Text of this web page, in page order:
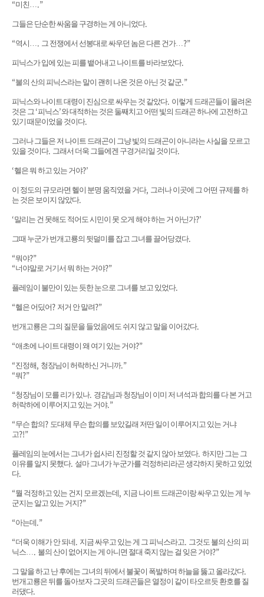
“미친….”
그들은 단순한 싸움을 구경하는 게 아니었다.
“역시…. 그 전쟁에서 선봉대로 싸우던 놈은 다른 건가…?”
피닉스가 입에 있는 피를 뱉어내고 나이트를 바라보았다.
“불의 산의 피닉스라는 말이 괜히 나온 것은 아닌 것 같군.”
피닉스와 나이트 대령이 진심으로 싸우는 것 같았다. 이렇게 드래곤들이 몰려온
것은 그 ‘피닉스’와 대적하는 것은 둘째치고 어떤 빛의 드래곤 하나에 고전하고
있기 때문이었을 것이다.
그러나 그들은 저 나이트 드래곤이 그냥 빛의 드래곤이 아니라는 사실을 모르고
있을 것이다. 그래서 더욱 그들에겐 구경거리일 것이다.
‘헬은 뭐 하고 있는 거야?’
이 정도의 규모라면 헬이 분명 움직였을 거다, 그러나 이곳에 그 어떤 규제를 하
는 것은 보이지 않았다.
‘말리는 건 못해도 적어도 시민이 못 오게 해야 하는 거 아닌가?’
그때 누군가 번개고룡의 뒷덜미를 잡고 그녀를 끌어당겼다.
“뭐야?”
“너야말로 거기서 뭐 하는 거야?”
플레임이 불만이 있는 듯한 눈으로 그녀를 보고 있었다.
“헬은 어딨어? 저거 안 말려?”
번개고룡은 그의 질문을 들었음에도 쉬지 않고 말을 이어갔다.
“애초에 나이트 대령이 왜 여기 있는 거야?”
“진정해, 청장님이 허락하신 거니까.”
“뭐?”
“청장님이 모를 리가 있나. 경감님과 청장님이 이미 저 녀석과 합의를 다 본 거고
허락하에 이루어지고 있는 거야.”
“무슨 합의? 도대체 무슨 합의를 보았길래 저딴 일이 이루어지고 있는 거냐
고?!”
플레임의 눈에서는 그녀가 쉽사리 진정할 것 같지 않아 보였다. 하지만 그는 그
이유를 알지 못했다. 설마 그녀가 누군가를 걱정하리라곤 생각하지 못하고 있었
다.
“뭘 걱정하고 있는 건지 모르겠는데, 지금 나이트 드래곤이랑 싸우고 있는 게 누
군지는 알고 있는 거지?”
“아는데.”
“더욱 이해가 안 되네. 지금 싸우고 있는 게 그 피닉스라고. 그것도 불의 산의 피
닉스…. 불의 산이 없어지는 게 아니면 절대 죽지 않는 걸 잊은 거야?”
그 말을 하고 난 후에는 그녀의 뒤에서 불꽃이 폭발하며 하늘을 뚫고 올라갔다.
번개고룡은 뒤를 돌아보자 그곳의 드래곤들은 열정이 같이 타오르듯 환호를 질
러댔다.